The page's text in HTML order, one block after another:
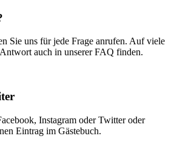
Sie uns für jede Frage anrufen. Auf viele
auch in unserer FAQ finden.
Instagram oder Twitter oder
Eintrag im Gästebuch.